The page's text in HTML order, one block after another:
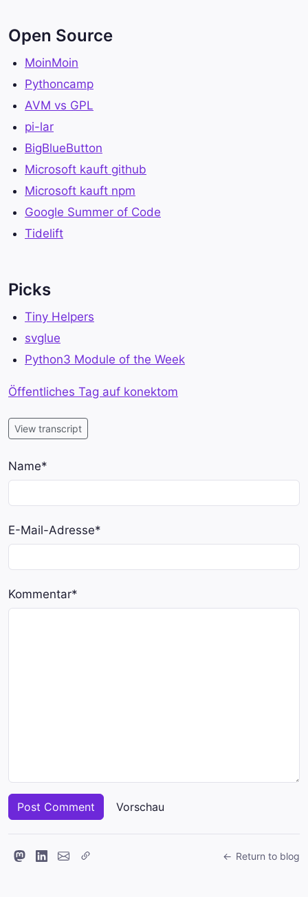
Open Source
MoinMoin
Pythoncamp
AVM vs GPL
pi-lar
BigBlueButton
Microsoft kauft github
Microsoft kauft npm
Google Summer of Code
Tidelift
Picks
Tiny Helpers
svglue
Python3 Module of the Week
Öffentliches Tag auf konektom
View transcript
Name*
E-Mail-Adresse*
Kommentar*
Return to blog